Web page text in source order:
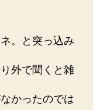
。と突っ込み
外で聞くと雑
かったのでは